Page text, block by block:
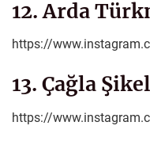
12. Arda
https://
13. Çağla Şikel
https://